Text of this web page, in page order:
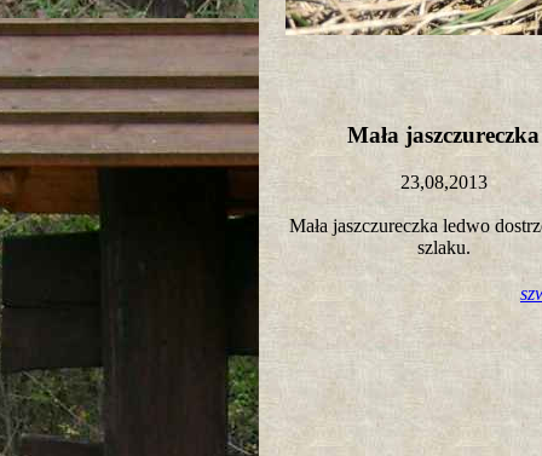
Mała
23,08,2013
Mała jaszczureczka ledwo
szlaku.